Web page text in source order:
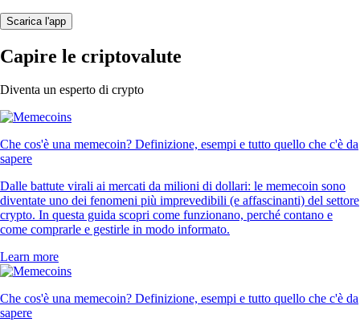
Scarica l'app
Capire le criptovalute
Diventa un esperto di crypto
Che cos'è una memecoin? Definizione, esempi e tutto quello che c'è da
sapere
Dalle battute virali ai mercati da milioni di dollari: le memecoin sono
diventate uno dei fenomeni più imprevedibili (e affascinanti) del settore
crypto. In questa guida scopri come funzionano, perché contano e
come comprarle e gestirle in modo informato.
Learn more
Che cos'è una memecoin? Definizione, esempi e tutto quello che c'è da
sapere